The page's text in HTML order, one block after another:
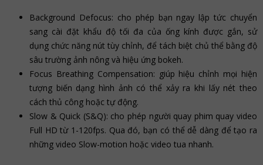
Background Defocus: cho phép bạn ngay lập tức chuyển
sang cài đặt khẩu độ tối đa của ống kính được gắn, sử
dụng chức năng nút tùy chỉnh, để tách biệt chủ thể bằng độ
sâu trường ảnh nông và hiệu ứng bokeh.
Focus Breathing Compensation: giúp hiệu chỉnh mọi hiện
tượng biến dạng hình ảnh có thể xảy ra khi lấy nét theo
cách thủ công hoặc tự động.
Slow & Quick (S&Q): cho phép người quay phim quay video
Full HD từ 1-120fps. Qua đó, bạn có thể dễ dàng để tạo ra
những video Slow-motion hoặc video tua nhanh.